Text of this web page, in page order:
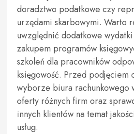
doradztwo podatkowe czy
urzędami skarbowymi. Warto
uwzględnić dodatkowe
zakupem programów
szkoleń dla pracowników
księgowość. Przed podjęciem
wyborze biura rachunkowego
oferty różnych firm oraz
innych klientów na temat
usług.